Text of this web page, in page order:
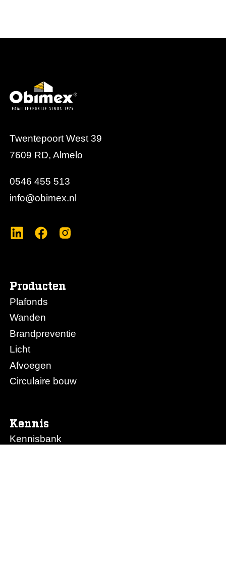
Twentepoort West 39
7609 RD, Almelo
0546 455 513
info@obimex.nl
Producten
Plafonds
Wanden
Brandpreventie
Licht
Afvoegen
Circulaire bouw
Kennis
Kennisbank